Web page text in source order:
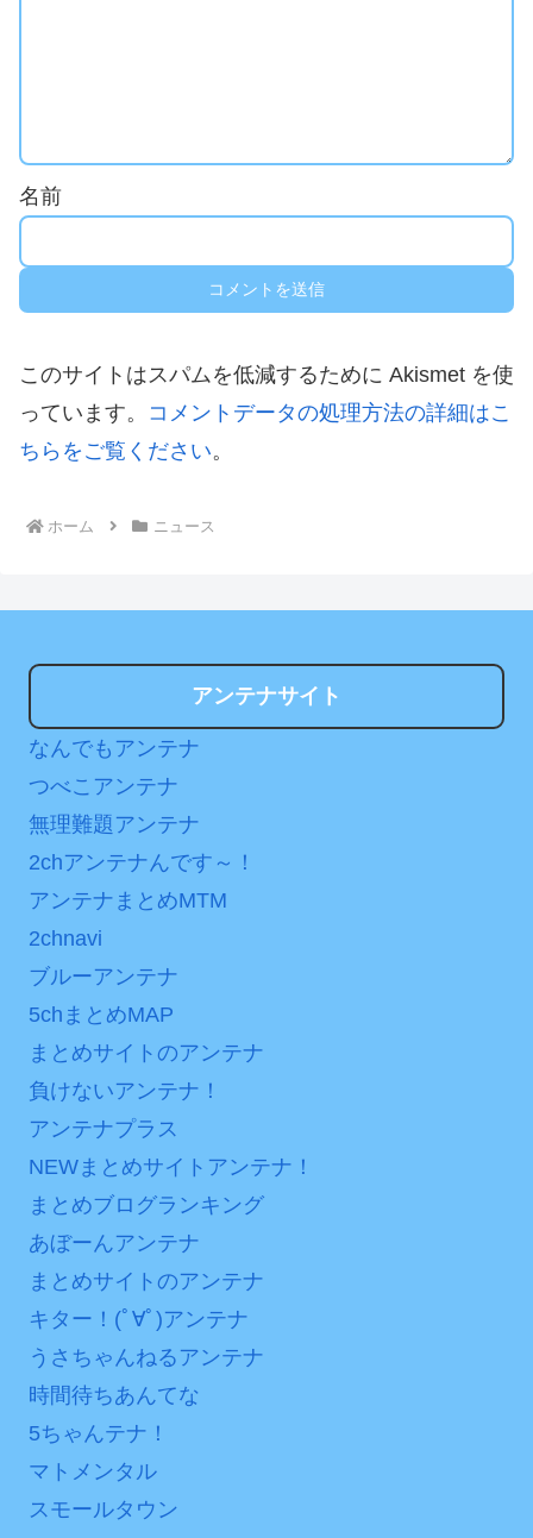
名前
このサイトはスパムを低減するために Akismet を使
っています。 コメントデータの処理方法の詳細はこ
ちらをご覧ください。
ホーム ニュース
アンテナサイト
なんでもアンテナ
つべこアンテナ
無理難題アンテナ
2chアンテナんです～！
アンテナまとめMTM
2chnavi
ブルーアンテナ
5chまとめMAP
まとめサイトのアンテナ
負けないアンテナ！
アンテナプラス
NEWまとめサイトアンテナ！
まとめブログランキング
あぼーんアンテナ
まとめサイトのアンテナ
キター！(ﾟ∀ﾟ)アンテナ
うさちゃんねるアンテナ
時間待ちあんてな
5ちゃんテナ！
マトメンタル
スモールタウン